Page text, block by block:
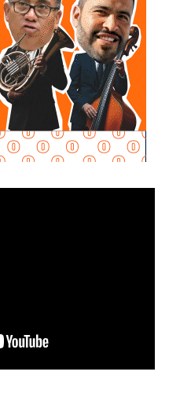
directa a más de 500
de fugas y colapsos
una infraestructura más